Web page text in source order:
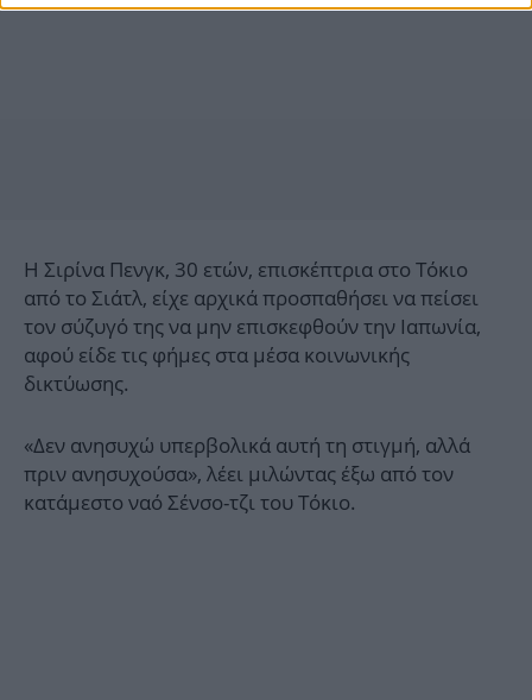
Η Σιρίνα Πενγκ, 30 ετών, επισκέπτρια στο Τόκιο
από το Σιάτλ, είχε αρχικά προσπαθήσει να πείσει
τον σύζυγό της να μην επισκεφθούν την Ιαπωνία,
αφού είδε τις φήμες στα μέσα κοινωνικής
δικτύωσης.
«Δεν ανησυχώ υπερβολικά αυτή τη στιγμή, αλλά
πριν ανησυχούσα», λέει μιλώντας έξω από τον
κατάμεστο ναό Σένσο-τζι του Τόκιο.